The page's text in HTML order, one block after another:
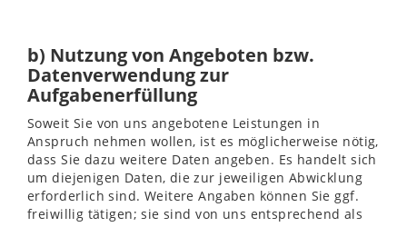
b) Nutzung von Angeboten bzw.
Datenverwendung zur
Aufgabenerfüllung
Soweit Sie von uns angebotene Leistungen in
Anspruch nehmen wollen, ist es möglicherweise nötig,
dass Sie dazu weitere Daten angeben. Es handelt sich
um diejenigen Daten, die zur jeweiligen Abwicklung
erforderlich sind. Weitere Angaben können Sie ggf.
freiwillig tätigen; sie sind von uns entsprechend als